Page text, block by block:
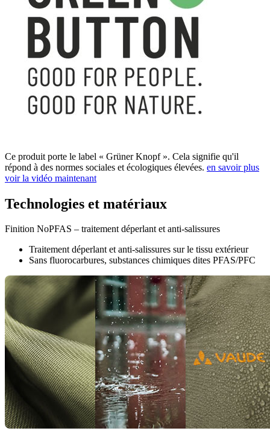
Ce produit porte le label « Grüner Knopf ». Cela signifie qu'il
répond à des normes sociales et écologiques élevées. en savoir plus
voir la vidéo maintenant
Technologies et matériaux
Finition NoPFAS – traitement déperlant et anti-salissures
Traitement déperlant et anti-salissures sur le tissu extérieur
Sans fluorocarbures, substances chimiques dites PFAS/PFC